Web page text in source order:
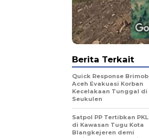
Berita Terkait
Quick Response Brimob
Aceh Evakuasi Korban
Kecelakaan Tunggal di
Seukulen
Satpol PP Tertibkan PKL
di Kawasan Tugu Kota
Blangkejeren demi